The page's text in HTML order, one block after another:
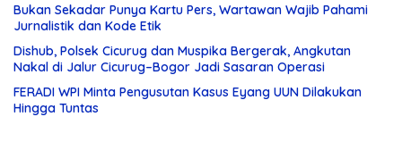
Bukan Sekadar Punya Kartu Pers, Wartawan Wajib Pahami
Jurnalistik dan Kode Etik
Dishub, Polsek Cicurug dan Muspika Bergerak, Angkutan
Nakal di Jalur Cicurug–Bogor Jadi Sasaran Operasi
FERADI WPI Minta Pengusutan Kasus Eyang UUN Dilakukan
Hingga Tuntas